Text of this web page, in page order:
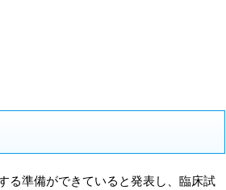
る準備ができていると発表し、臨床試